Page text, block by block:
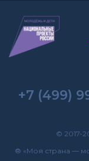
+7 (499)
© 2017-
® «Моя страна —